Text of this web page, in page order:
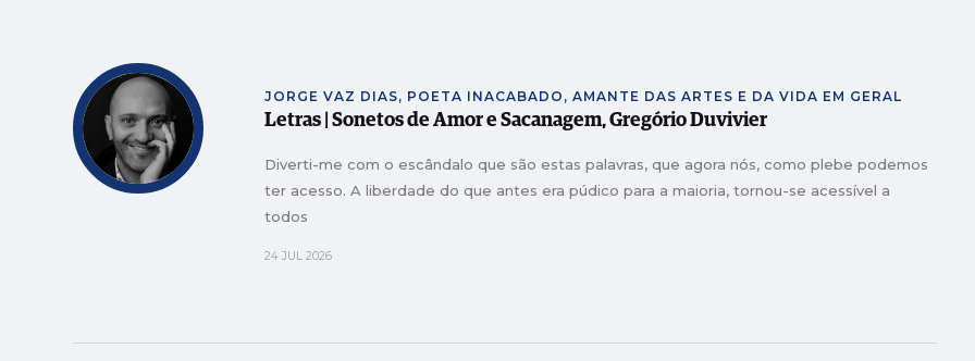
JORGE VAZ DIAS, POETA INACABADO, AMANTE DAS ARTES E DA VIDA EM GERAL
Letras | Sonetos de Amor e Sacanagem, Gregório Duvivier
Diverti-me com o escândalo que são estas palavras, que agora nós, como plebe podemos
ter acesso. A liberdade do que antes era púdico para a maioria, tornou-se acessível a
todos
24 JUL 2026